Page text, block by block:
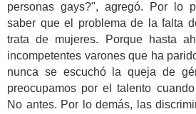
personas gays?", agregó. Por lo
saber que el problema de la falta
trata de mujeres. Porque hasta
incompetentes varones que ha
nunca se escuchó la queja de
preocupamos por el talento
No antes. Por lo demás, las